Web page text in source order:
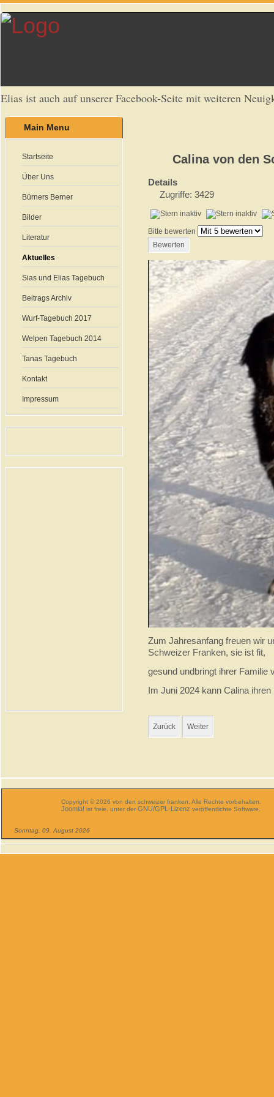
Elias ist auch auf unserer Facebook-Seite mit weiteren
Main Menu
Startseite
Über Uns
Bürners Berner
Bilder
Literatur
Aktuelles
Sias und Elias Tagebuch
Beitrags Archiv
Wurf-Tagebuch 2017
Welpen Tagebuch 2014
Tanas Tagebuch
Kontakt
Impressum
Calina von den
Details
Zugriffe: 3429
Bitte bewerten
Zum Jahresanfang freuen wir
Schweizer Franken, sie ist fit,
gesund undbringt ihrer Familie
Im Juni 2024 kann Calina
Zurück Weiter
Copyright © 2026 von den schweizer franken. Alle Rechte vorbehalten.
Joomla! ist freie, unter derGNU/GPL-Lizenz veröffentlichte Software.
Sonntag, 09. August 2026